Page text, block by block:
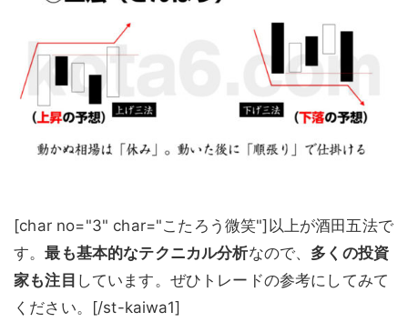
[char no="3" char="こたろう微笑"]以上が酒田五法で
す。最も基本的なテクニカル分析なので、 多くの投資
家も注目 しています。ぜひトレードの参考にしてみて
ください。[/st-kaiwa1]